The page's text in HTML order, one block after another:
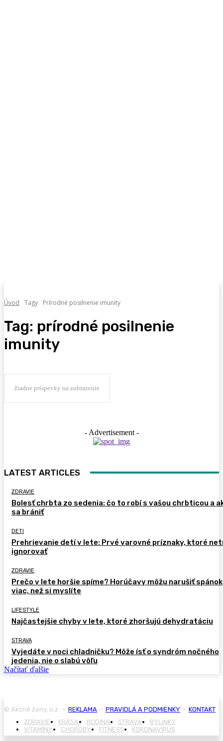
Úvod Tagy Prírodné posilnenie imunity
Tag: prírodné posilnenie
imunity
žiadne príspevky na zobrazenie
- Advertisement -
LATEST ARTICLES
ZDRAVIE
Bolesť chrbta zo sedenia: čo to robí s vašou chrbticou a
sa brániť
DETI
Prehrievanie detí v lete: Prvé varovné príznaky, ktoré
ignorovať
ZDRAVIE
Prečo v lete horšie spíme? Horúčavy môžu narušiť spánok
viac, než si myslíte
LIFESTYLE
Najčastejšie chyby v lete, ktoré zhoršujú dehydratáciu
STRAVA
Vyjedáte v noci chladničku? Môže ísť o syndróm nočného
jedenia, nie o slabú vôľu
Načítať ďalšie
© Akčné ženy, o.z. • REKLAMA • PRAVIDLÁ A PODMIENKY • KONTAKT
ZDRAVIE
KRÁSA RODINA STRAVA
BYLINKY
VITAMÍNY
CHOROBY FITNESS KORONAVÍRUS